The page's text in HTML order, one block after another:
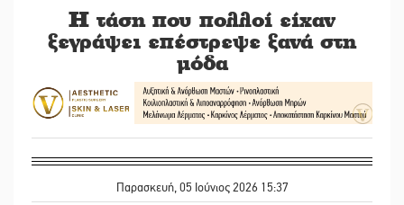
Η τάση που πολλοί είχαν
ξεγράψει επέστρεψε ξανά στη
μόδα
Παρασκευή, 05 Ιούνιος 2026 15:37